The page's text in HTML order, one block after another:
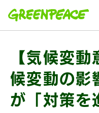
【気候変
候変動の影
が「対策を